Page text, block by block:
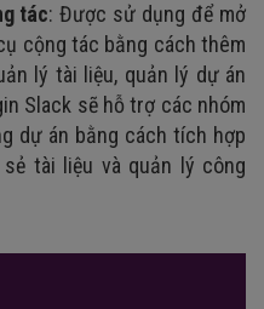
tác: Được sử dụng để mở
cộng tác bằng cách thêm
lý tài liệu, quản lý dự án
Slack sẽ hỗ trợ các nhóm
dự án bằng cách tích hợp
tài liệu và quản lý công